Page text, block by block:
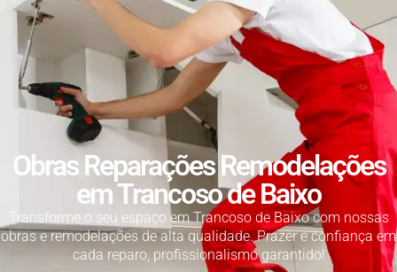
Obras Reparações Remodelações
em Trancoso de Baixo
Transforme o seu espaço em Trancoso de Baixo com nossas
obras e remodelações de alta qualidade. Prazer e confiança em
cada reparo, profissionalismo garantido!